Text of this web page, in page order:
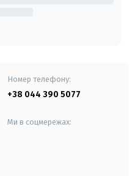
Номер телефону:
+38 044 390 5077
Ми в соцмережах: